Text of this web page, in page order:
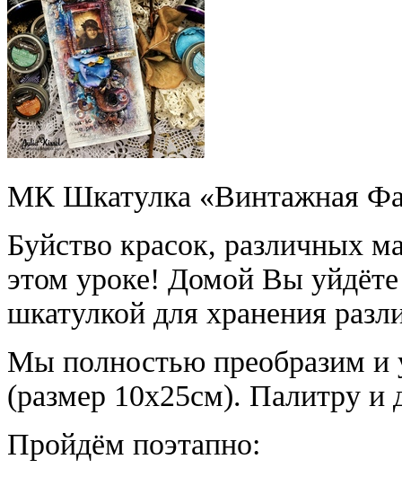
МК Шкатулка «Винтажная
Буйство красок, различных
этом уроке! Домой Вы
шкатулкой для хранения
Мы полностью преобразим и
(размер 10х25см). Палитру и
Пройдём поэтапно: